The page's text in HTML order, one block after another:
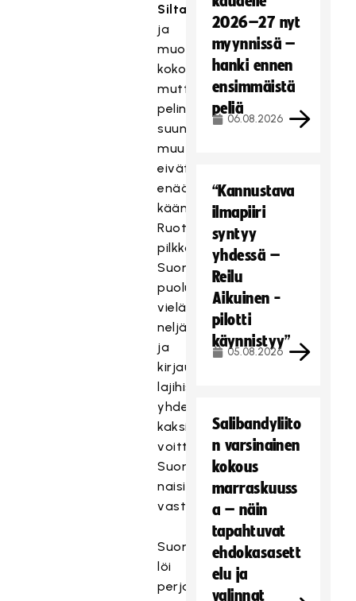
Siltasen
ja
muokkaili
kokoonpanoaan,
mutta
pelin
suuntaa
muutokset
eivät
enää
kääntäneet.
Ruotsi
pilkkoi
Suomen
puolustuksen
vielä
neljästi
ja
kirjautti
lajihistorian
yhdeksännet
kaksinumeroiset
voittolukemansa
Suomen
naisia
vastaan.
Suomi
löi
perjantaina
2026–27 nyt
myynnissä –
hanki ennen
ensimmäistä
peliä
06.08.2026
“Kannustava
ilmapiiri
syntyy
yhdessä –
Reilu
Aikuinen -
pilotti
käynnistyy”
05.08.2026
Salibandyliito
n varsinainen
kokous
marraskuuss
a – näin
tapahtuvat
ehdokasasett
elu ja
valinnat